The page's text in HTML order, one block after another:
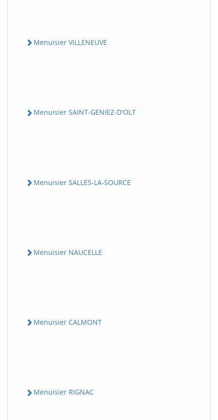
Menuisier VILLENEUVE
Menuisier SAINT-GENIEZ-D'OLT
Menuisier SALLES-LA-SOURCE
Menuisier NAUCELLE
Menuisier CALMONT
Menuisier RIGNAC